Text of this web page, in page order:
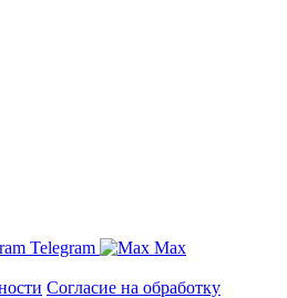
Telegram
Max
Согласие на обработку